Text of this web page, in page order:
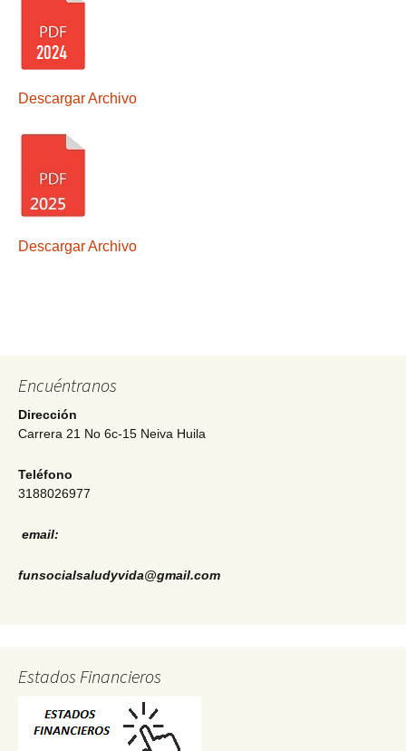
Descargar Archivo
Descargar Archivo
Encuéntranos
Dirección
Carrera 21 No 6c-15 Neiva Huila
Teléfono
3188026977
email:
funsocialsaludyvida@gmail.com
Estados Financieros